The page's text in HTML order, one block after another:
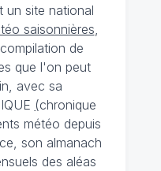
un site national
saisonnières
de
que l'on peut
avec sa
(chronique
météo depuis
son almanach
des aléas